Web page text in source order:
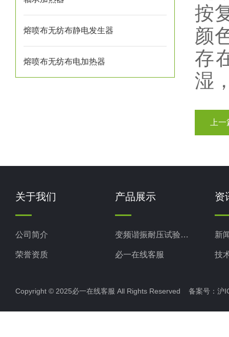
熔喷布无纺布静电发生器
熔喷布无纺布电加热器
按
颜
存
湿
上
关于我们
公司简介
荣誉资质
产品展示
变频谐振耐压试验装置
必一在线客服
防雷检测仪器设备
高压无线核相仪
资
新
技
Copyright © 2025必一在线客服 All Rights Reserved 备案号： 沪